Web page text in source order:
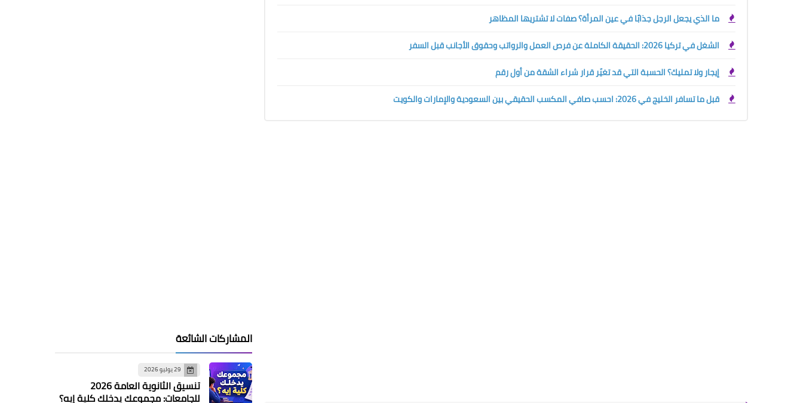
ما الذي يجعل الرجل جذابًا في عين المرأة؟ صفات لا تشتريها المظاهر
الشغل في تركيا 2026: الحقيقة الكاملة عن فرص العمل والرواتب وحقوق الأجانب قبل السفر
إيجار ولا تمليك؟ الحسبة التي قد تغيّر قرار شراء الشقة من أول رقم
قبل ما تسافر الخليج في 2026: احسب صافي المكسب الحقيقي بين السعودية والإمارات والكويت
المشاركات الشائعة
29 يوليو 2026
تنسيق الثانوية العامة 2026
للجامعات: مجموعك يدخلك كلية إيه؟